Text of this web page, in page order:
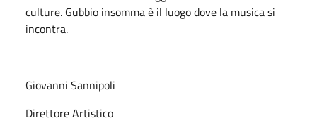
culture. Gubbio insomma è il luogo dove la musica si
incontra.
Giovanni Sannipoli
Direttore Artistico